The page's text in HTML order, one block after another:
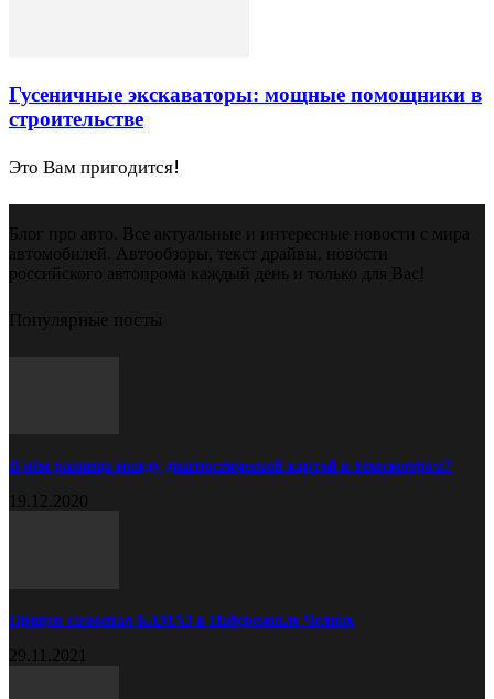
Гусеничные экскаваторы: мощные помощники в
строительстве
Это Вам пригодится!
Блог про авто. Все актуальные и интересные новости с мира
автомобилей. Автообзоры, текст драйвы, новости
российского автопрома каждый день и только для Вас!
Популярные посты
В чём разница между диагностической картой и техосмотром?
19.12.2020
Прицеп самосвал КАМАЗ в Набережных Челнах
29.11.2021